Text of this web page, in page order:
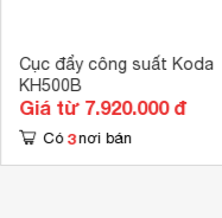
Cục đẩy công suất Koda
KH500B
Giá từ 7.920.000 đ
Có 3 nơi bán